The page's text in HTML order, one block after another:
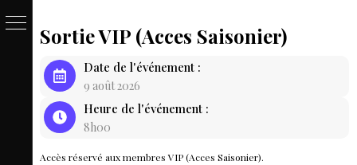
PASSE
BILLET
Sortie VIP (Acces Saisonier)
Date de l'événement :
9 août 2026
Heure de l'événement :
8h00
Accès réservé aux membres VIP (Acces Saisonier).